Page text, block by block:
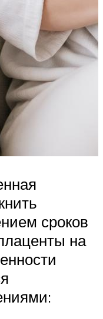
сроков
на